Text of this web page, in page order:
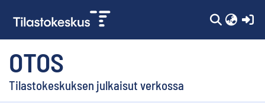
OTOS
Tilastokeskuksen julkaisut verkossa